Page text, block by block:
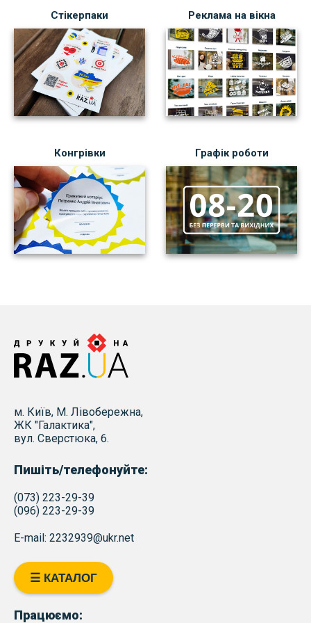
Стікерпаки Реклама на вікна
Конгрівки Графік роботи
м. Київ, М. Лівобережна,
ЖК "Галактика",
вул. Сверстюка, 6.
Пишіть/телефонуйте:
(073) 223-29-39
(096) 223-29-39
E-mail: 2232939@ukr.net
☰ КАТАЛОГ
Працюємо: